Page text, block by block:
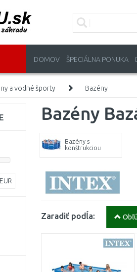
DOMOV ŠPECIÁLNA PONUKA
a vodné športy Bazény
Bazény
Bazény s
konštrukciou
Zaradiť podĺa:
EUR